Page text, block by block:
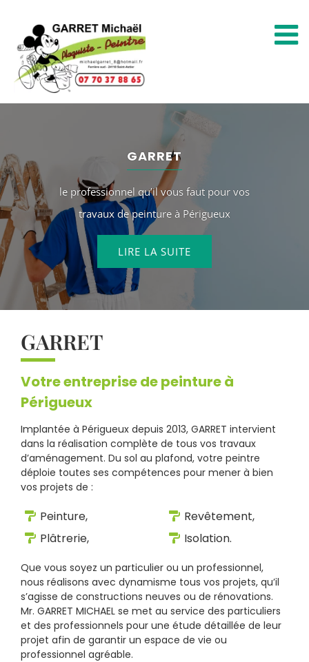
contenu
GARRET
le professionnel qu’il vous faut pour vos
travaux de peinture à Périgueux
LIRE LA SUITE
GARRET
Votre entreprise de peinture à
Périgueux
Implantée à Périgueux depuis 2013, GARRET intervient
dans la réalisation complète de tous vos travaux
d’aménagement. Du sol au plafond, votre peintre
déploie toutes ses compétences pour mener à bien
vos projets de :
Peinture,
Plâtrerie,
Revêtement,
Isolation.
Que vous soyez un particulier ou un professionnel,
nous réalisons avec dynamisme tous vos projets, qu’il
s’agisse de constructions neuves ou de rénovations.
Mr. GARRET MICHAEL se met au service des particuliers
et des professionnels pour une étude détaillée de leur
projet afin de garantir un espace de vie ou
professionnel agréable.